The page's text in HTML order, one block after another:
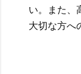
い。また、
大切な方へ